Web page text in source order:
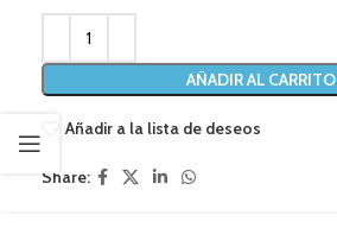
AÑADIR AL CARRITO
Añadir a la lista de deseos
Share: